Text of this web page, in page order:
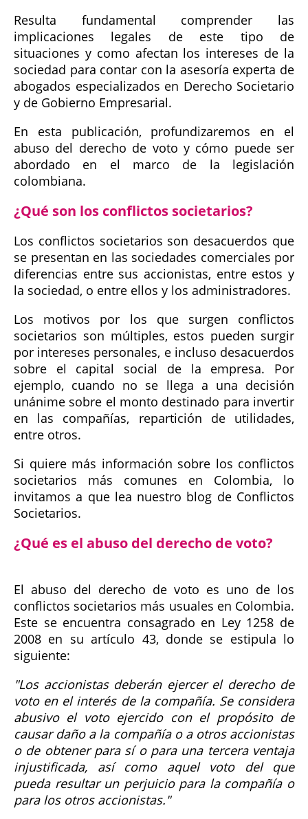
Resulta fundamental comprender las
implicaciones legales de este tipo de
situaciones y como afectan los intereses de la
sociedad para contar con la asesoría experta de
abogados especializados en Derecho Societario
y de Gobierno Empresarial.
En esta publicación, profundizaremos en el
abuso del derecho de voto y cómo puede ser
abordado en el marco de la legislación
colombiana.
¿Qué son los conflictos societarios?
Los conflictos societarios son desacuerdos que
se presentan en las sociedades comerciales por
diferencias entre sus accionistas, entre estos y
la sociedad, o entre ellos y los administradores.
Los motivos por los que surgen conflictos
societarios son múltiples, estos pueden surgir
por intereses personales, e incluso desacuerdos
sobre el capital social de la empresa. Por
ejemplo, cuando no se llega a una decisión
unánime sobre el monto destinado para invertir
en las compañías, repartición de utilidades,
entre otros.
Si quiere más información sobre los conflictos
societarios más comunes en Colombia, lo
invitamos a que lea nuestro blog de Conflictos
Societarios.
¿Qué es el abuso del derecho de voto?
El abuso del derecho de voto es uno de los
conflictos societarios más usuales en Colombia.
Este se encuentra consagrado en Ley 1258 de
2008 en su artículo 43, donde se estipula lo
siguiente:
"Los accionistas deberán ejercer el derecho de
voto en el interés de la compañía. Se considera
abusivo el voto ejercido con el propósito de
causar daño a la compañía o a otros accionistas
o de obtener para sí o para una tercera ventaja
injustificada, así como aquel voto del que
pueda resultar un perjuicio para la compañía o
para los otros accionistas."